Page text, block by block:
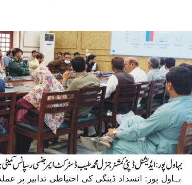
بہاول پور: انسداد ڈینگی کی احتیاطی تدابیر پر